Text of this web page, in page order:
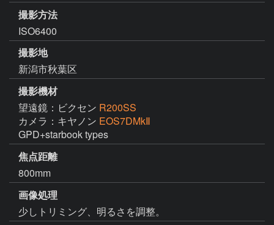
撮影方法
ISO6400
撮影地
新潟市秋葉区
撮影機材
望遠鏡：ビクセン R200SS
カメラ：キヤノン EOS7DMkⅡ
焦点距離
800mm
画像処理
少しトリミング、明るさを調整。